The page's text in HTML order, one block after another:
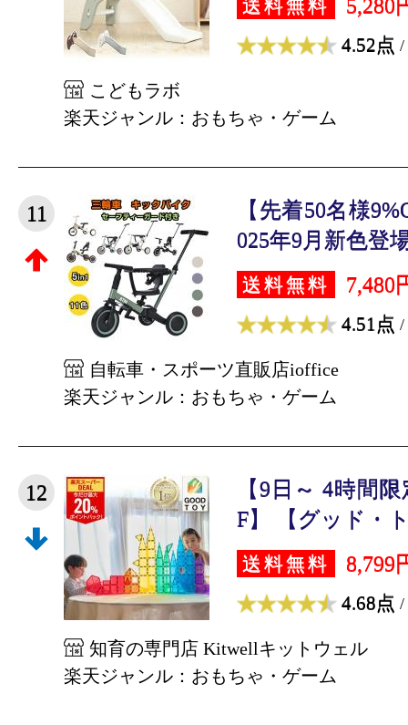
送料無料 5,280
4.52点 /
こどもラボ
楽天ジャンル：おもちゃ・ゲーム
11
【先着50名様
025年9月新色登
送料無料 7,480
4.51点 /
自転車・スポーツ直販店ioffice
楽天ジャンル：おもちゃ・ゲーム
12
【9日～ 4時間
F】 【グッド・
送料無料 8,799
4.68点 /
知育の専門店 Kitwellキットウェル
楽天ジャンル：おもちゃ・ゲーム